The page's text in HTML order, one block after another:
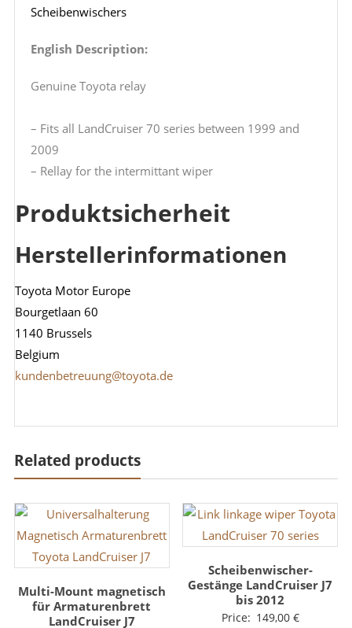
Scheibenwischers
English Description:
Genuine Toyota relay
– Fits all LandCruiser 70 series between 1999 and
2009
– Rellay for the intermittant wiper
Produktsicherheit
Herstellerinformationen
Toyota Motor Europe
Bourgetlaan 60
1140 Brussels
Belgium
kundenbetreuung@toyota.de
Related products
Multi-Mount magnetisch
für Armaturenbrett
LandCruiser J7
Scheibenwischer-
Gestänge LandCruiser J7
bis 2012
Price: 149,00 €